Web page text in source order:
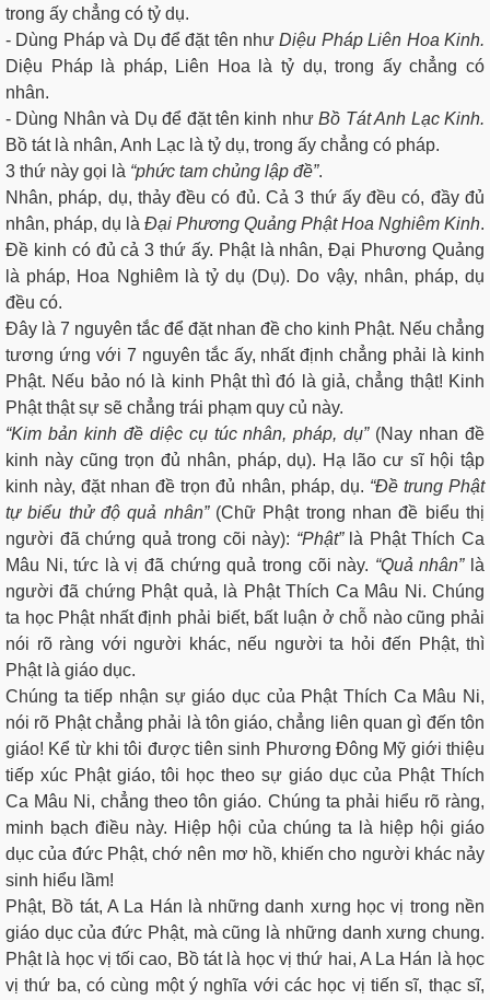
trong ấy chẳng có tỷ dụ.
- Dùng Pháp và Dụ để đặt tên nhưDiệu Pháp Liên Hoa Kinh.
Diệu Pháp là pháp, Liên Hoa là tỷ dụ, trong ấy chẳng có
nhân.
- Dùng Nhân và Dụ để đặt tên kinh nhưBồ Tát Anh Lạc Kinh.
Bồ tát là nhân, Anh Lạc là tỷ dụ, trong ấy chẳng có pháp.
3 thứ này gọi là “phức tam chủng lập đề”.
Nhân, pháp, dụ, thảy đều có đủ. Cả 3 thứ ấy đều có, đầy đủ
nhân, pháp, dụ là Đại Phương Quảng Phật Hoa Nghiêm Kinh.
Đề kinh có đủ cả 3 thứ ấy. Phật là nhân, Đại Phương Quảng
là pháp, Hoa Nghiêm là tỷ dụ (Dụ). Do vậy, nhân, pháp, dụ
đều có.
Đây là 7 nguyên tắc để đặt nhan đề cho kinh Phật. Nếu chẳng
tương ứng với 7 nguyên tắc ấy, nhất định chẳng phải là kinh
Phật. Nếu bảo nó là kinh Phật thì đó là giả, chẳng thật! Kinh
Phật thật sự sẽ chẳng trái phạm quy củ này.
“Kim bản kinh đề diệc cụ túc nhân, pháp, dụ” (Nay nhan đề
kinh này cũng trọn đủ nhân, pháp, dụ). Hạ lão cư sĩ hội tập
kinh này, đặt nhan đề trọn đủ nhân, pháp, dụ. “Đề trung Phật
tự biểu thử độ quả nhân” (Chữ Phật trong nhan đề biểu thị
người đã chứng quả trong cõi này): “Phật” là Phật Thích Ca
Mâu Ni, tức là vị đã chứng quả trong cõi này. “Quả nhân” là
người đã chứng Phật quả, là Phật Thích Ca Mâu Ni. Chúng
ta học Phật nhất định phải biết, bất luận ở chỗ nào cũng phải
nói rõ ràng với người khác, nếu người ta hỏi đến Phật, thì
Phật là giáo dục.
Chúng ta tiếp nhận sự giáo dục của Phật Thích Ca Mâu Ni,
nói rõ Phật chẳng phải là tôn giáo, chẳng liên quan gì đến tôn
giáo! Kể từ khi tôi được tiên sinh Phương Đông Mỹ giới thiệu
tiếp xúc Phật giáo, tôi học theo sự giáo dục của Phật Thích
Ca Mâu Ni, chẳng theo tôn giáo. Chúng ta phải hiểu rõ ràng,
minh bạch điều này. Hiệp hội của chúng ta là hiệp hội giáo
dục của đức Phật, chớ nên mơ hồ, khiến cho người khác nảy
sinh hiểu lầm!
Phật, Bồ tát, A La Hán là những danh xưng học vị trong nền
giáo dục của đức Phật, mà cũng là những danh xưng chung.
Phật là học vị tối cao, Bồ tát là học vị thứ hai, A La Hán là học
vị thứ ba, có cùng một ý nghĩa với các học vị tiến sĩ, thạc sĩ,